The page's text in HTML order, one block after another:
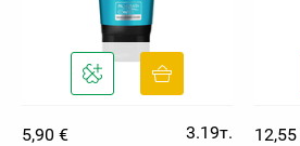
5,90 €
3.19т.